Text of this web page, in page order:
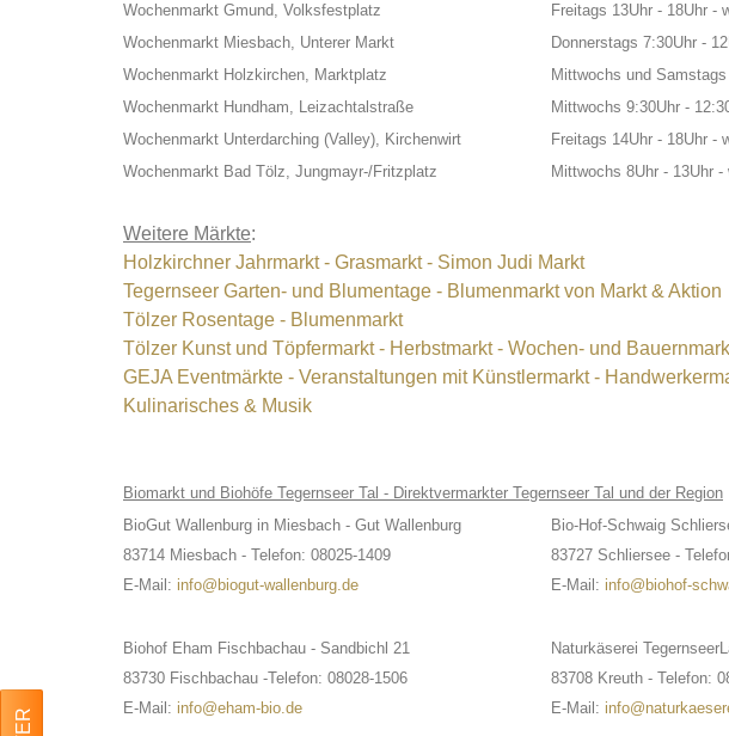
Wochenmarkt Gmund, Volksfestplatz
Freitags 13Uhr - 18Uhr -
Wochenmarkt Miesbach, Unterer Markt
Donnerstags 7:30Uhr -
Wochenmarkt Holzkirchen, Marktplatz
Mittwochs und
Wochenmarkt Hundham, Leizachtalstraße
Mittwochs 9:30Uhr -
Wochenmarkt Unterdarching (Valley), Kirchenwirt
Freitags 14Uhr - 18Uhr -
Wochenmarkt Bad Tölz, Jungmayr-/Fritzplatz
Mittwochs 8Uhr - 13Uhr -
Weitere Märkte:
Holzkirchner Jahrmarkt - Grasmarkt - Simon Judi Markt
Tegernseer Garten- und Blumentage - Blumenmarkt von Markt & Aktion
Tölzer Rosentage - Blumenmarkt
Tölzer Kunst und Töpfermarkt - Herbstmarkt - Wochen- und
GEJA Eventmärkte - Veranstaltungen mit Künstlermarkt -
Kulinarisches & Musik
Biomarkt und Biohöfe Tegernseer Tal - Direktvermarkter Tegernseer Tal und der Region
BioGut Wallenburg in Miesbach - Gut Wallenburg
83714 Miesbach - Telefon: 08025-1409
E-Mail: info@biogut-wallenburg.de
Bio-Hof-Schwaig
83727 Schliersee -
E-Mail: info@biohof-
Biohof Eham Fischbachau - Sandbichl 21
83730 Fischbachau -Telefon: 08028-1506
E-Mail: info@eham-bio.de
Naturkäserei
83708 Kreuth - Telefon:
E-Mail: